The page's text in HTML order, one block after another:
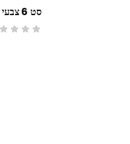
סט 6 צבעי איפור